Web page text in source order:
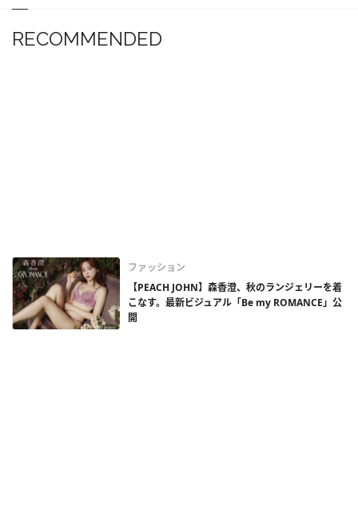
RECOMMENDED
ファッション
【PEACH JOHN】森香澄、秋のランジェリーを着
こなす。最新ビジュアル「Be my ROMANCE」公
開